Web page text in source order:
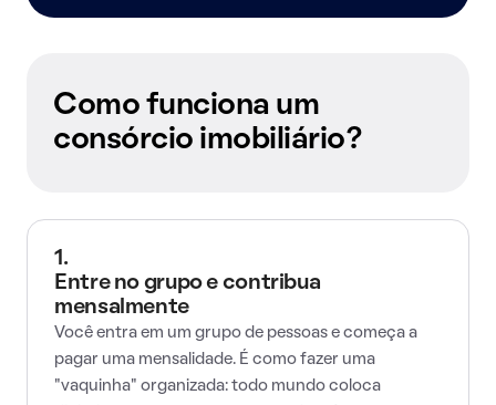
Como funciona um
consórcio imobiliário?
1.
Entre no grupo e contribua
mensalmente
Você entra em um grupo de pessoas e começa a
pagar uma mensalidade. É como fazer uma
"vaquinha" organizada: todo mundo coloca